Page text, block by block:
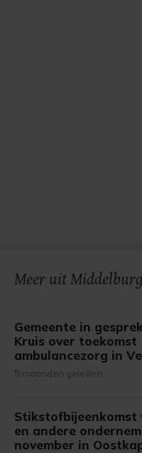
Meer uit Middelburg
Gemeente in
Kruis over toekomst
ambulancezorg in
8 maanden geleden
en andere
november in